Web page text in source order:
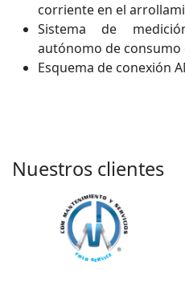
corriente en el
Sistema de
autónomo de consumo
Esquema de conexión
Nuestros clientes